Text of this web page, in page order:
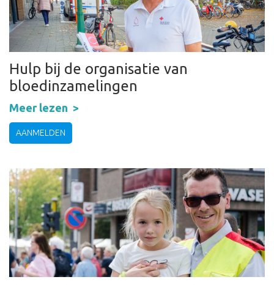
Hulp bij de organisatie van
bloedinzamelingen
Meer lezen
AANMELDEN